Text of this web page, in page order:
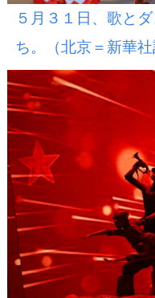
５月３１日、歌と
ち。（北京＝新華社